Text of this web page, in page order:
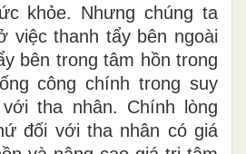
khỏe. Nhưng chúng ta
việc thanh tẩy bên ngoài
bên trong tâm hồn trong
công chính trong suy
tha nhân. Chính lòng
đối với tha nhân có giá